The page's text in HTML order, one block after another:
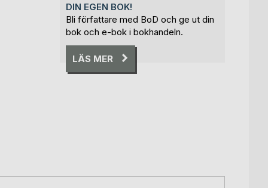
DIN EGEN BOK!
Bli författare med BoD och ge ut din
bok och e-bok i bokhandeln.
LÄS MER